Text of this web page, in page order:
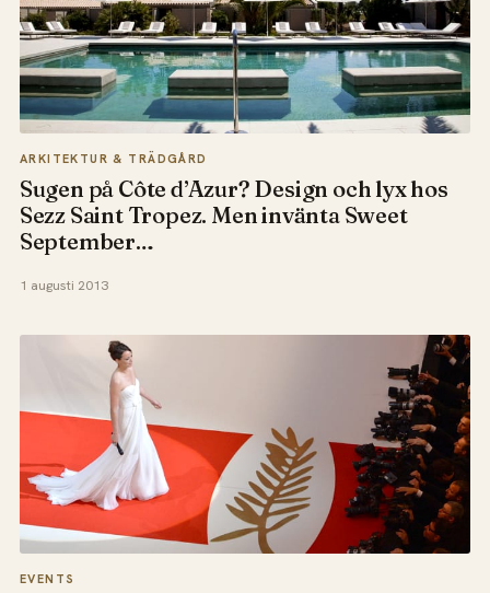
ARKITEKTUR & TRÄDGÅRD
Sugen på Côte d’Azur? Design och lyx hos
Sezz Saint Tropez. Men invänta Sweet
September…
1 augusti 2013
EVENTS